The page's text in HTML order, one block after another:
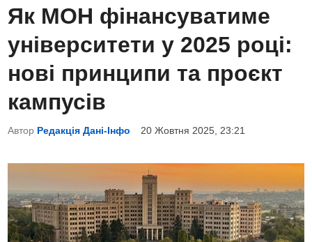
s
t
e
d
i
n
Як МОН фінансуватиме
університети у 2025 році:
нові принципи та проєкт
кампусів
Автор Редакція Дані-Інфо 20 Жовтня 2025, 23:21